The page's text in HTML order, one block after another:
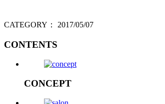
CATEGORY： 2017/05/07
CONTENTS
CONCEPT